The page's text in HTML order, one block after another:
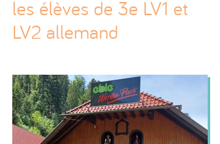
les élèves de 3e LV1 et
LV2 allemand